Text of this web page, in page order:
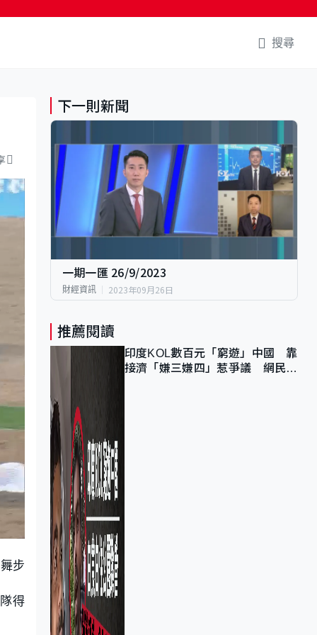
搜尋
步
得
下一則新聞
一期一匯 26/9/2023
財經資訊 2023年09月26日
推薦閱讀
印度KOL數百元「窮遊」中國 靠
接濟「嫌三嫌四」惹爭議 網民：